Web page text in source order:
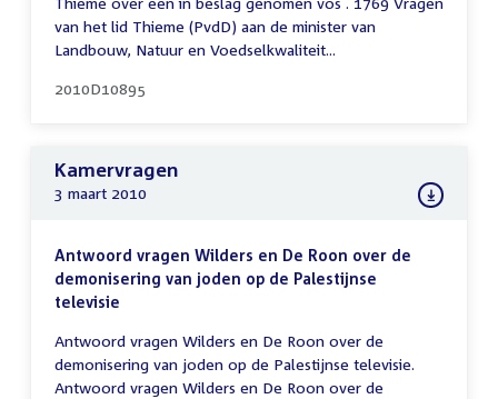
van het lid Thieme (PvdD) aan de minister van
Landbouw, Natuur en Voedselkwaliteit...
2010D10895
Kamervragen
3 maart 2010
Antwoord vragen Wilders en De Roon over de
demonisering van joden op de Palestijnse
televisie
Antwoord vragen Wilders en De Roon over de
demonisering van joden op de Palestijnse televisie.
Antwoord vragen Wilders en De Roon over de